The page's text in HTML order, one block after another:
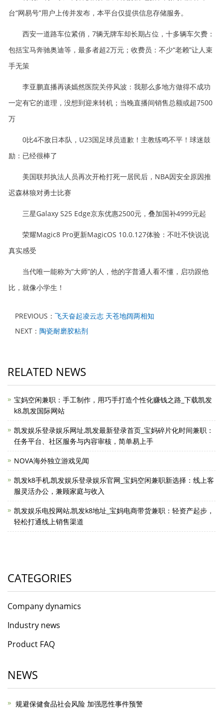
台“网易号”用户上传并发布，本平台仅提供信息存储服务。
西安一道路车位紧俏，7辆无牌车却长期占位，十多辆车欠费：
包括宝马奔驰奥迪等，最多者超2万元；收费员：不少“老赖”让人束
手无策
李亚鹏直播再谈嫣然医院关停风波：我那么多地方做得不成功
一定有它的道理，没想到迎来转机；当晚直播间销售总额或超7500
万
0比4不敌日本队，U23国足球员道歉！主教练鸣不平！球迷鼓
励：已经很棒了
美国联邦执法人员再次开枪打死一居民后，NBA因安全原因推
迟森林狼对勇士比赛
三星Galaxy S25 Edge京东优惠2500元，叠加国补4999元起
荣耀Magic8 Pro更新MagicOS 10.0.127体验：不吐不快说说
真实感受
当代唯一能称为“大师”的人，他的字普通人看不懂，启功跟他
比，就像小学生！
PREVIOUS： 飞天奋起凌云志 天苍地阔两相知
NEXT： 陶瓷耐磨胶粘剂
RELATED NEWS
宝妈空闲兼职：手工制作，用巧手打造个性化赚钱之路_下载凯发
k8,凯发国际网站
凯发娱乐登录娱乐网址,凯发最新登录首页_宝妈碎片化时间兼职：
任务平台、社区服务与内容审核，简单易上手
NOVA海外独立游戏见闻
凯发k8手机,凯发娱乐登录娱乐官网_宝妈空闲兼职新选择：线上客
服灵活办公，兼顾家庭与收入
凯发娱乐电投网站,凯发k8地址_宝妈电商带货兼职：轻资产起步，
轻松打通线上销售渠道
CATEGORIES
Company dynamics
Industry news
Product FAQ
NEWS
规避保健食品社会风险 加强恶性事件预警